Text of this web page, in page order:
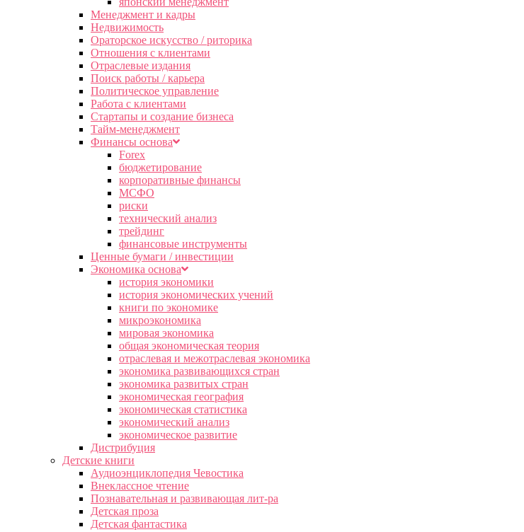
Менеджмент и кадры
Недвижимость
Ораторское искусство / риторика
Отношения с клиентами
Отраслевые издания
Поиск работы / карьера
Политическое управление
Работа с клиентами
Стартапы и создание бизнеса
Тайм-менеджмент
Финансы основа
Forex
бюджетирование
корпоративные финансы
МСФО
риски
технический анализ
трейдинг
финансовые инструменты
Ценные бумаги / инвестиции
Экономика основа
история экономики
история экономических учений
книги по экономике
микроэкономика
мировая экономика
общая экономическая теория
отраслевая и межотраслевая экономика
экономика развивающихся стран
экономика развитых стран
экономическая география
экономическая статистика
экономический анализ
экономическое развитие
Дистрибуция
Детские книги
Аудиоэнциклопедия Чевостика
Внеклассное чтение
Познавательная и развивающая лит-ра
Детская проза
Детская фантастика